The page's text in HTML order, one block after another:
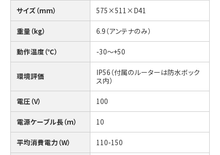
サイズ（mm） 575×511×D41
重量（kg） 6.9（アンテナのみ）
動作温度（℃） -30～+50
環境評価
IP56（付属のルーターは防水ボック
ス内）
電圧（V） 100
電源ケーブル長（m） 10
平均消費電力（W） 110-150